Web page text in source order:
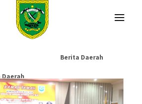
Berita Daerah